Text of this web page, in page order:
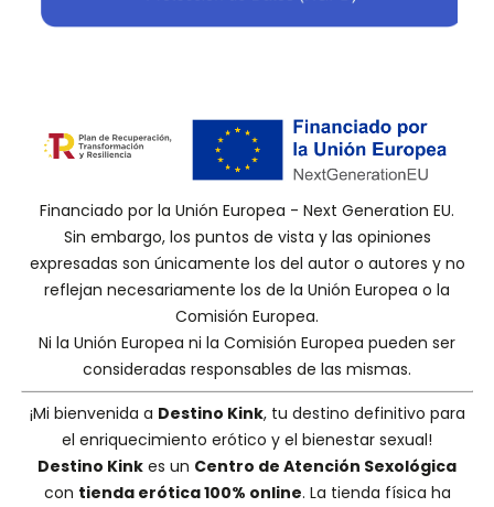
Financiado por la Unión Europea - Next Generation EU.
Sin embargo, los puntos de vista y las opiniones
expresadas son únicamente los del autor o autores y no
reflejan necesariamente los de la Unión Europea o la
Comisión Europea.
Ni la Unión Europea ni la Comisión Europea pueden ser
consideradas responsables de las mismas.
¡Mi bienvenida a Destino Kink, tu destino definitivo para
el enriquecimiento erótico y el bienestar sexual!
Destino Kink es un Centro de Atención Sexológica
con tienda erótica 100% online. La tienda física ha